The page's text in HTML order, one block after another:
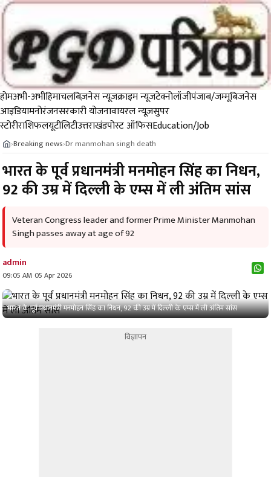
होमअभी-अभीहिमाचलबिज़नेस न्यूज़क्राइम न्यूजटेक्नोलॉजीपंजाब/जम्मूबिजनेस
आइडियामनोरंजनसरकारी योजनावायरल न्यूज़सुपर
स्टोरीराशिफलयूटीलिटीउत्तराखंडपोस्ट ऑफिसEducation/Job
›Breaking news›Dr manmohan singh death
भारत के पूर्व प्रधानमंत्री मनमोहन सिंह का निधन,
92 की उम्र में दिल्ली के एम्स में ली अंतिम सांस
Veteran Congress leader and former Prime Minister Manmohan
Singh passes away at age of 92
admin
09:05 AM 05 Apr 2026
भारत के पूर्व प्रधानमंत्री मनमोहन सिंह का निधन, 92 की उम्र में दिल्ली के एम्स में ली अंतिम सांस
विज्ञापन